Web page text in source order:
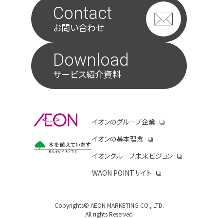
Contact
お問い合わせ
Download
サービス紹介資料
別ウィンドウで開きます
イオンのグループ企業 別ウィンドウで開き
イオンの基本理念 別ウィンドウで開きます
イオングループ未来ビジョン 別ウィンドウ
WAON POINTサイト 別ウィンドウで開き
Copyrights© AEON MARKETING CO., LTD.
All rights Reserved